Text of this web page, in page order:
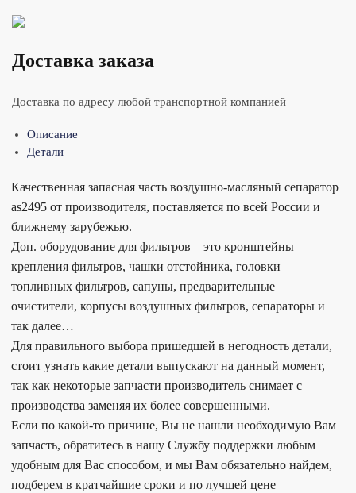
Доставка заказа
Доставка по адресу любой транспортной компанией
Описание
Детали
Качественная запасная часть воздушно-масляный сепаратор
as2495 от производителя, поставляется по всей России и
ближнему зарубежью.
Доп. оборудование для фильтров – это кронштейны
крепления фильтров, чашки отстойника, головки
топливных фильтров, сапуны, предварительные
очистители, корпусы воздушных фильтров, сепараторы и
так далее…
Для правильного выбора пришедшей в негодность детали,
стоит узнать какие детали выпускают на данный момент,
так как некоторые запчасти производитель снимает с
производства заменяя их более совершенными.
Если по какой-то причине, Вы не нашли необходимую Вам
запчасть, обратитесь в нашу Службу поддержки любым
удобным для Вас способом, и мы Вам обязательно найдем,
подберем в кратчайшие сроки и по лучшей цене